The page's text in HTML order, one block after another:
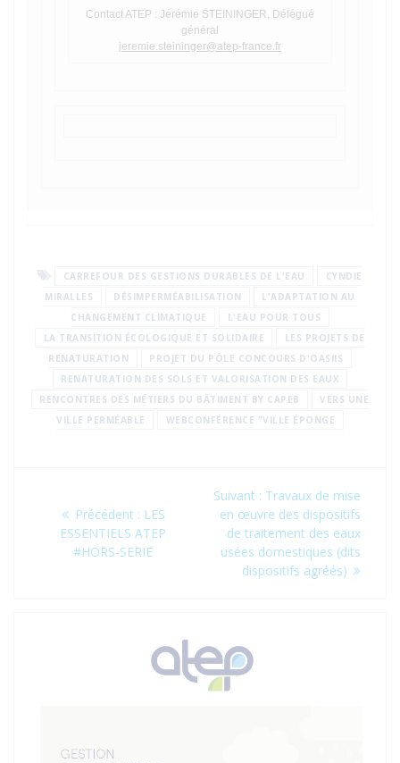
Contact ATEP : Jérémie STEININGER, Délégué
général
jeremie.steininger@atep-france.fr
CARREFOUR DES GESTIONS DURABLES DE L'EAU
CYNDIE
MIRALLES
DÉSIMPERMÉABILISATION
L'ADAPTATION AU
CHANGEMENT CLIMATIQUE
L'EAU POUR TOUS
LA TRANSITION ÉCOLOGIQUE ET SOLIDAIRE
LES PROJETS DE
RENATURATION
PROJET DU PÔLE CONCOURS D'OASIIS
RENATURATION DES SOLS ET VALORISATION DES EAUX
RENCONTRES DES MÉTIERS DU BÂTIMENT BY CAPEB
VERS UNE
VILLE PERMÉABLE
WEBCONFÉRENCE "VILLE ÉPONGE
l’article
Précédent : Article
précédent
:
LES
ESSENTIELS ATEP
#HORS-SERIE
Suivant : Article
suivant
:
Travaux de mise
en œuvre des dispositifs
de traitement des eaux
usées domestiques (dits
dispositifs agréés)